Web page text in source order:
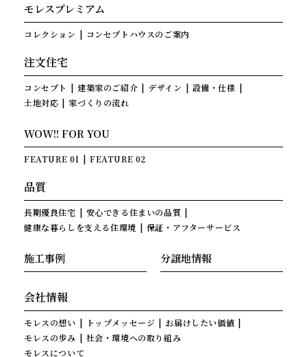
モレスプレミアム
コレクション コンセプトハウスのご案内
注文住宅
コンセプト 建築家のご紹介 デザイン
設備・仕様
土地対応
家づくりの流れ
WOW!! FOR YOU
FEATURE 01 FEATURE 02
品質
長期優良住宅
安心できる住まいの品質
健康な暮らしを支える住環境
保証・アフターサービス
施工事例 分譲地情報
会社情報
モレスの想い トップメッセージ
お届けしたい価値
モレスの歩み
社会・環境への取り組み
モレスについて